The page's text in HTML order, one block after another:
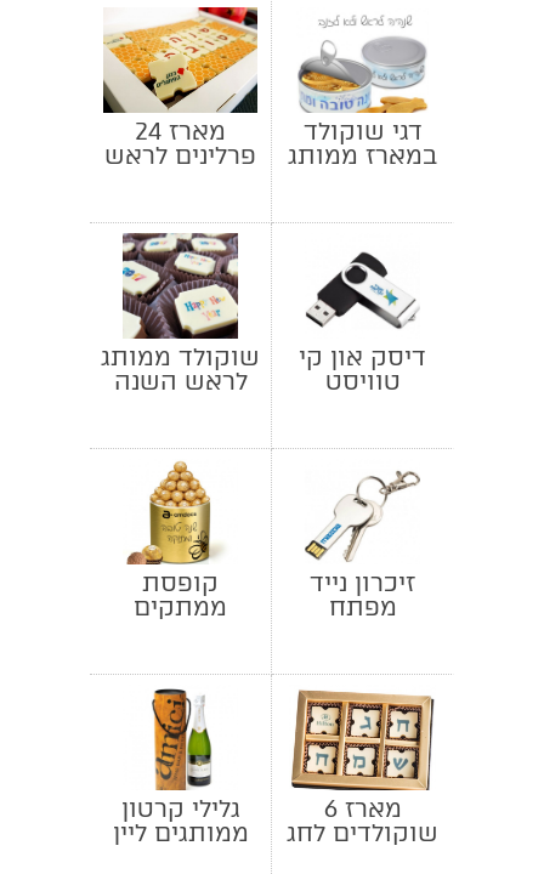
דגי שוקולד
במארז ממותג
מארז 24
פרלינים לראש
דיסק און קי
טוויסט
שוקולד ממותג
לראש השנה
זיכרון נייד
מפתח
קופסת
ממתקים
מארז 6
שוקולדים לחג
גלילי קרטון
ממותגים ליין